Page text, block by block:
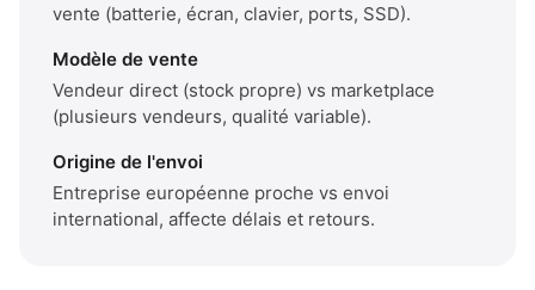
vente (batterie, écran, clavier, ports, SSD).
Modèle de vente
Vendeur direct (stock propre) vs marketplace
(plusieurs vendeurs, qualité variable).
Origine de l'envoi
Entreprise européenne proche vs envoi
international, affecte délais et retours.